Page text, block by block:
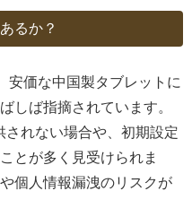
るか？
安価な中国製タブレットに
しば指摘されています。
れない場合や、初期設定
とが多く見受けられま
個人情報漏洩のリスクが